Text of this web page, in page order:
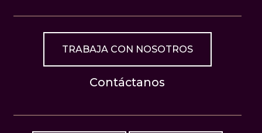
TRABAJA CON NOSOTROS
Contáctanos